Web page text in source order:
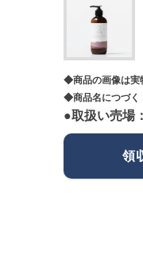
◆商品の画像は実
◆商品名につづく
●取扱い売場
領